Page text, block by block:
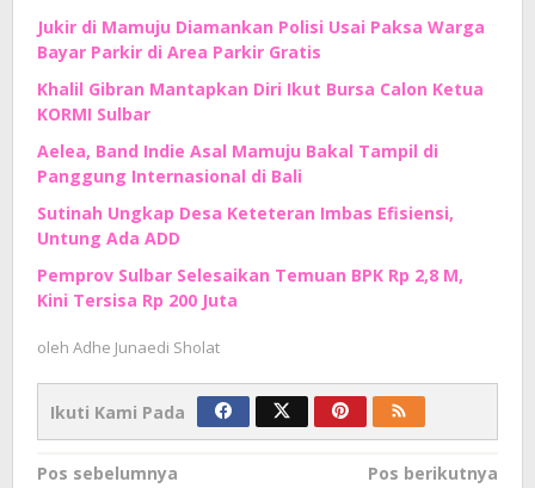
Jukir di Mamuju Diamankan Polisi Usai Paksa Warga
Bayar Parkir di Area Parkir Gratis
Khalil Gibran Mantapkan Diri Ikut Bursa Calon Ketua
KORMI Sulbar
Aelea, Band Indie Asal Mamuju Bakal Tampil di
Panggung Internasional di Bali
Sutinah Ungkap Desa Keteteran Imbas Efisiensi,
Untung Ada ADD
Pemprov Sulbar Selesaikan Temuan BPK Rp 2,8 M,
Kini Tersisa Rp 200 Juta
oleh Adhe Junaedi Sholat
Ikuti Kami Pada
Navigasi
Pos sebelumnya
Pos berikutnya